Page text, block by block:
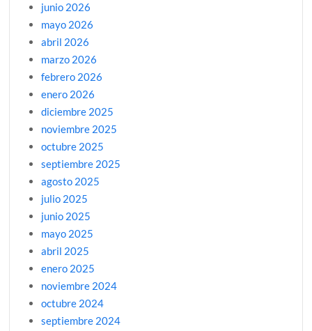
junio 2026
mayo 2026
abril 2026
marzo 2026
febrero 2026
enero 2026
diciembre 2025
noviembre 2025
octubre 2025
septiembre 2025
agosto 2025
julio 2025
junio 2025
mayo 2025
abril 2025
enero 2025
noviembre 2024
octubre 2024
septiembre 2024